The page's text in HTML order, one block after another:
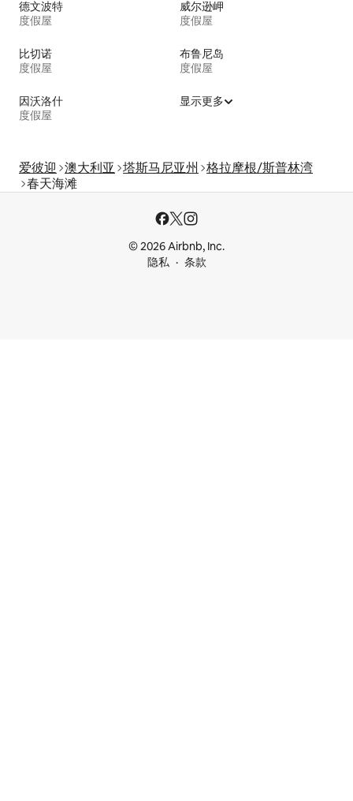
德文波特
度假屋
威尔逊岬
度假屋
比切诺
度假屋
布鲁尼岛
度假屋
因沃洛什
度假屋
显示更多
爱彼迎 澳大利亚 塔斯马尼亚州
格拉摩根/斯普林湾
春天海滩
© 2026 Airbnb, Inc.
隐私
条款